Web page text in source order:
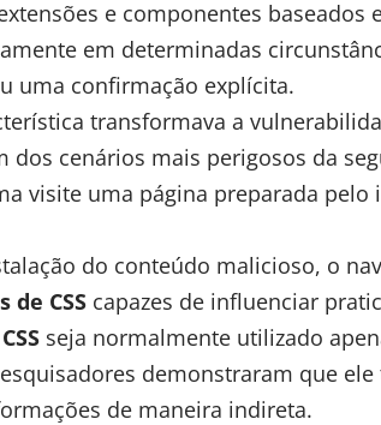
e componentes baseados
em determinadas
uma confirmação explícita.
transformava a
dos cenários mais perigosos da
visite uma página preparada pelo
do conteúdo malicioso, o
de CSS capazes de influenciar
CSS seja normalmente utilizado
demonstraram que
de maneira indireta.